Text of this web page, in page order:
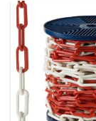
tiene
múltiples
variantes.
Las
opciones
pueden
elegir